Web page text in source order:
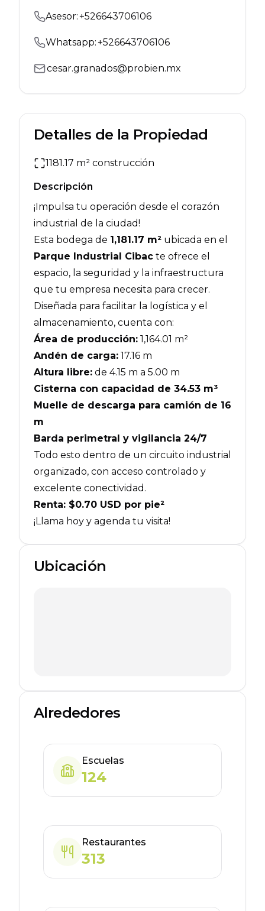
Asesor:+526643706106
Whatsapp:+526643706106
cesar.granados@probien.mx
Detalles de la Propiedad
1181.17 m² construcción
Descripción
¡Impulsa tu operación desde el corazón
industrial de la ciudad!
Esta bodega de 1,181.17 m² ubicada en el
Parque Industrial Cibac te ofrece el
espacio, la seguridad y la infraestructura
que tu empresa necesita para crecer.
Diseñada para facilitar la logística y el
almacenamiento, cuenta con:
Área de producción: 1,164.01 m²
Andén de carga: 17.16 m
Altura libre: de 4.15 m a 5.00 m
Cisterna con capacidad de 34.53 m³
Muelle de descarga para camión de 16
m
Barda perimetral y vigilancia 24/7
Todo esto dentro de un circuito industrial
organizado, con acceso controlado y
excelente conectividad.
Renta: $0.70 USD por pie²
¡Llama hoy y agenda tu visita!
Ubicación
Alrededores
Escuelas
124
Restaurantes
313